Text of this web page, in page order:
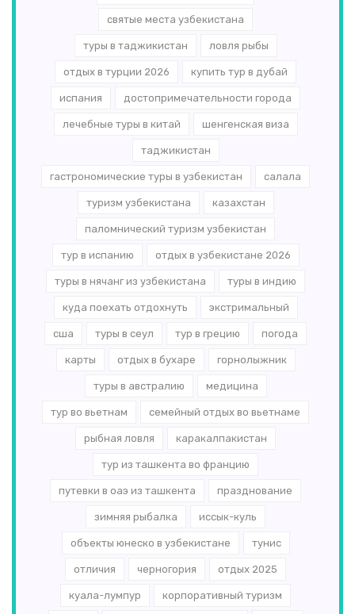
святые места узбекистана
туры в таджикистан ловля рыбы
отдых в турции 2026 купить тур в дубай
испания достопримечательности города
лечебные туры в китай шенгенская виза
таджикистан
гастрономические туры в узбекистан салала
туризм узбекистана казахстан
паломнический туризм узбекистан
тур в испанию отдых в узбекистане 2026
туры в нячанг из узбекистана туры в индию
куда поехать отдохнуть экстримальный
сша туры в сеул тур в грецию погода
карты отдых в бухаре горнолыжник
туры в австралию медицина
тур во вьетнам семейный отдых во вьетнаме
рыбная ловля каракалпакистан
тур из ташкента во францию
путевки в оаэ из ташкента празднование
зимняя рыбалка иссык-куль
объекты юнеско в узбекистане тунис
отличия черногория отдых 2025
куала-лумпур корпоративный туризм